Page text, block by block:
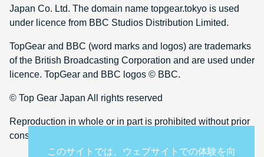
Japan Co. Ltd. The domain name topgear.tokyo is used
under licence from BBC Studios Distribution Limited.
TopGear and BBC (word marks and logos) are trademarks
of the British Broadcasting Corporation and are used under
licence. TopGear and BBC logos © BBC.
© Top Gear Japan All rights reserved
Reproduction in whole or in part is prohibited without prior
consent
このサイトでは、ウェブサイトでの体験を向